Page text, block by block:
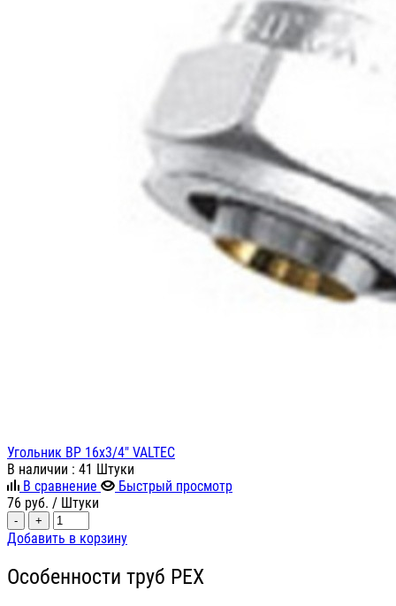
Угольник ВР 16х3/4" VALTEC
В наличии : 41 Штуки
В сравнение
Быстрый просмотр
76 руб. / Штуки
- +
Добавить в корзину
Особенности труб PEX